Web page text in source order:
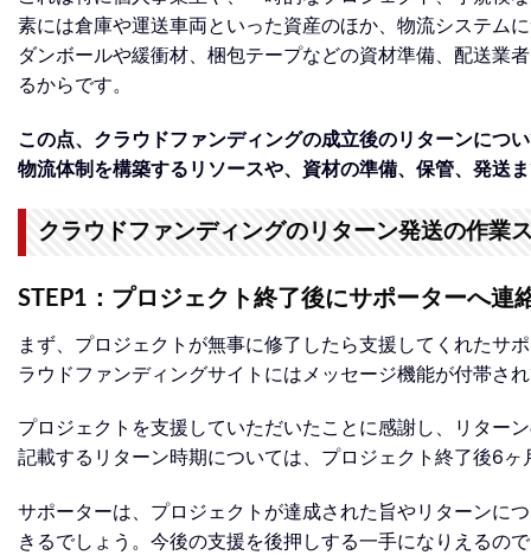
素には倉庫や運送車両といった資産のほか、物流システム
ダンボールや緩衝材、梱包テープなどの資材準備、配送業
るからです。
この点、クラウドファンディングの成立後のリターンにつ
物流体制を構築するリソースや、資材の準備、保管、発送
クラウドファンディングのリターン発送の作業
STEP1：プロジェクト終了後にサポーターへ連
まず、プロジェクトが無事に修了したら支援してくれたサ
ラウドファンディングサイトにはメッセージ機能が付帯さ
プロジェクトを支援していただいたことに感謝し、リター
記載するリターン時期については、プロジェクト終了後6
サポーターは、プロジェクトが達成された旨やリターンに
きるでしょう。今後の支援を後押しする一手になりえるの